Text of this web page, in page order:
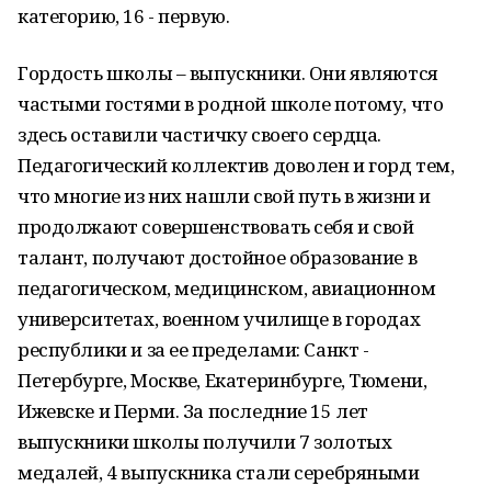
категорию, 16 - первую.
Гордость школы – выпускники. Они являются
частыми гостями в родной школе потому, что
здесь оставили частичку своего сердца.
Педагогический коллектив доволен и горд тем,
что многие из них нашли свой путь в жизни и
продолжают совершенствовать себя и свой
талант, получают достойное образование в
педагогическом, медицинском, авиационном
университетах, военном училище в городах
республики и за ее пределами: Санкт -
Петербурге, Москве, Екатеринбурге, Тюмени,
Ижевске и Перми. За последние 15 лет
выпускники школы получили 7 золотых
медалей, 4 выпускника стали серебряными